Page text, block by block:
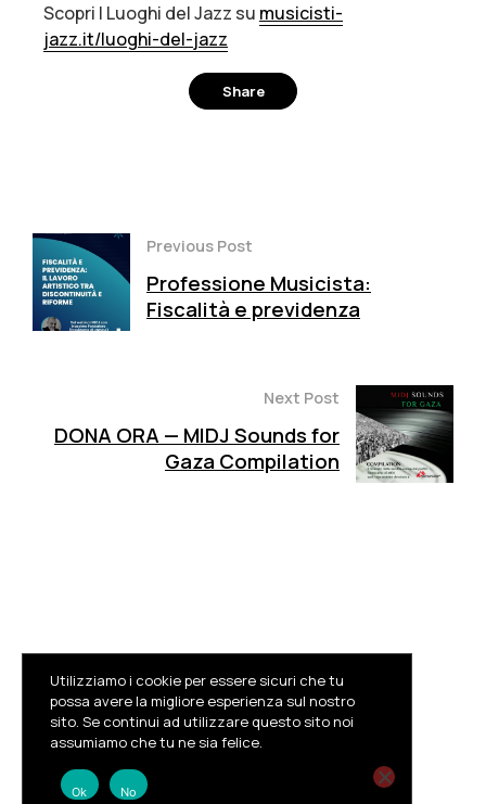
Scopri I Luoghi del Jazz su musicisti-
jazz.it/luoghi-del-jazz
Share
Previous Post
Professione Musicista:
Fiscalità e previdenza
Next Post
DONA ORA — MIDJ Sounds for
Gaza Compilation
Facebook Instagram Youtube
© MIDJ Privacy Policy
Utilizziamo i cookie per essere sicuri che tu
possa avere la migliore esperienza sul nostro
sito. Se continui ad utilizzare questo sito noi
assumiamo che tu ne sia felice.
Ok No